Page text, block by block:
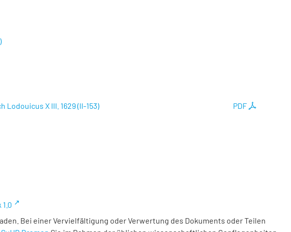
PDF
X III. 1629 (II-153)
Bei einer Vervielfältigung oder Verwertung des Dokuments oder Teilen